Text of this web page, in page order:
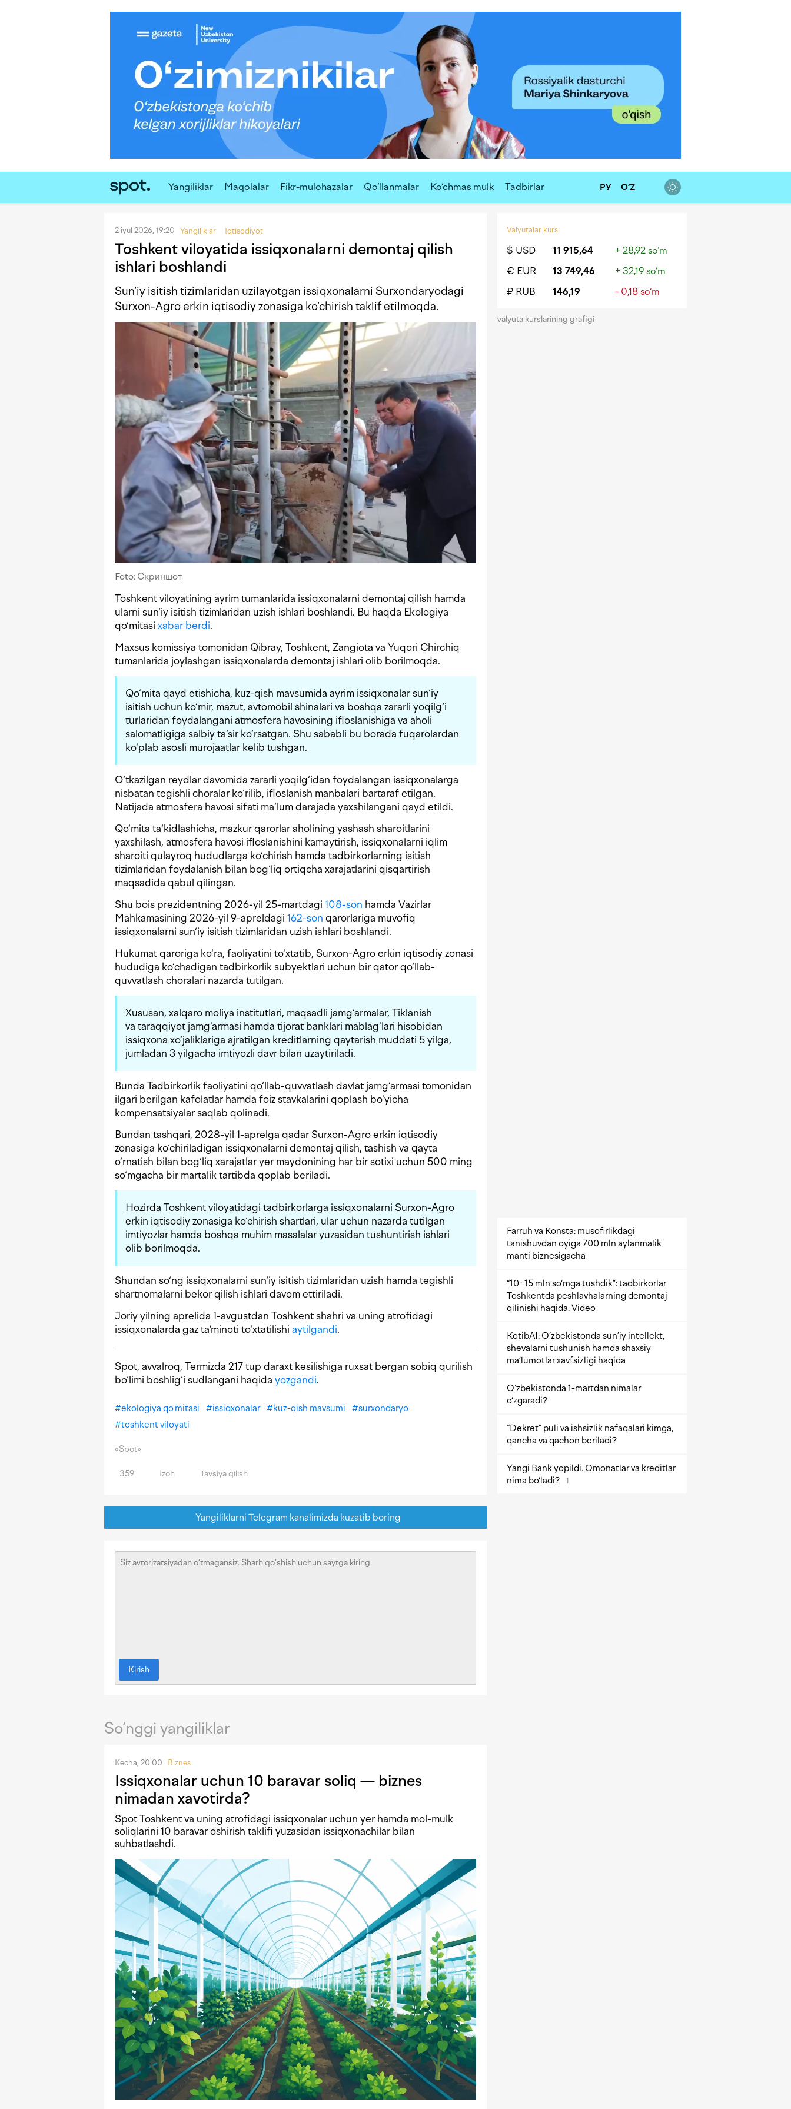
Yangiliklar Maqolalar Fikr-mulohazalar Qo‘llanmalar Ko‘chmas mulk Tadbirlar РУ O‘Z
2 iyul 2026, 19:20 Yangiliklar Iqtisodiyot
Toshkent viloyatida issiqxonalarni demontaj qilish
ishlari boshlandi
Sun‘iy isitish tizimlaridan uzilayotgan issiqxonalarni Surxondaryodagi
Surxon-Agro erkin iqtisodiy zonasiga ko‘chirish taklif etilmoqda.
Foto: Скриншот
Toshkent viloyatining ayrim tumanlarida issiqxonalarni demontaj qilish hamda
ularni sun‘iy isitish tizimlaridan uzish ishlari boshlandi. Bu haqda Ekologiya
qo‘mitasi xabar berdi.
Maxsus komissiya tomonidan Qibray, Toshkent, Zangiota va Yuqori Chirchiq
tumanlarida joylashgan issiqxonalarda demontaj ishlari olib borilmoqda.
Qo‘mita qayd etishicha, kuz-qish mavsumida ayrim issiqxonalar sun‘iy
isitish uchun ko‘mir, mazut, avtomobil shinalari va boshqa zararli yoqilg‘i
turlaridan foydalangani atmosfera havosining ifloslanishiga va aholi
salomatligiga salbiy ta‘sir ko‘rsatgan. Shu sababli bu borada fuqarolardan
ko‘plab asosli murojaatlar kelib tushgan.
O‘tkazilgan reydlar davomida zararli yoqilg‘idan foydalangan issiqxonalarga
nisbatan tegishli choralar ko‘rilib, ifloslanish manbalari bartaraf etilgan.
Natijada atmosfera havosi sifati ma‘lum darajada yaxshilangani qayd etildi.
Qo‘mita ta‘kidlashicha, mazkur qarorlar aholining yashash sharoitlarini
yaxshilash, atmosfera havosi ifloslanishini kamaytirish, issiqxonalarni iqlim
sharoiti qulayroq hududlarga ko‘chirish hamda tadbirkorlarning isitish
tizimlaridan foydalanish bilan bog‘liq ortiqcha xarajatlarini qisqartirish
maqsadida qabul qilingan.
Shu bois prezidentning 2026-yil 25-martdagi 108-son hamda Vazirlar
Mahkamasining 2026-yil 9-apreldagi 162-son qarorlariga muvofiq
issiqxonalarni sun‘iy isitish tizimlaridan uzish ishlari boshlandi.
Hukumat qaroriga ko‘ra, faoliyatini to‘xtatib, Surxon-Agro erkin iqtisodiy zonasi
hududiga ko‘chadigan tadbirkorlik subyektlari uchun bir qator qo‘llab-
quvvatlash choralari nazarda tutilgan.
Xususan, xalqaro moliya institutlari, maqsadli jamg‘armalar, Tiklanish
va taraqqiyot jamg‘armasi hamda tijorat banklari mablag‘lari hisobidan
issiqxona xo‘jaliklariga ajratilgan kreditlarning qaytarish muddati 5 yilga,
jumladan 3 yilgacha imtiyozli davr bilan uzaytiriladi.
Bunda Tadbirkorlik faoliyatini qo‘llab-quvvatlash davlat jamg‘armasi tomonidan
ilgari berilgan kafolatlar hamda foiz stavkalarini qoplash bo‘yicha
kompensatsiyalar saqlab qolinadi.
Bundan tashqari, 2028-yil 1-aprelga qadar Surxon-Agro erkin iqtisodiy
zonasiga ko‘chiriladigan issiqxonalarni demontaj qilish, tashish va qayta
o‘rnatish bilan bog‘liq xarajatlar yer maydonining har bir sotixi uchun 500 ming
so‘mgacha bir martalik tartibda qoplab beriladi.
Hozirda Toshkent viloyatidagi tadbirkorlarga issiqxonalarni Surxon-Agro
erkin iqtisodiy zonasiga ko‘chirish shartlari, ular uchun nazarda tutilgan
imtiyozlar hamda boshqa muhim masalalar yuzasidan tushuntirish ishlari
olib borilmoqda.
Shundan so‘ng issiqxonalarni sun‘iy isitish tizimlaridan uzish hamda tegishli
shartnomalarni bekor qilish ishlari davom ettiriladi.
Joriy yilning aprelida 1-avgustdan Toshkent shahri va uning atrofidagi
issiqxonalarda gaz ta’minoti to‘xtatilishi aytilgandi.
Spot, avvalroq, Termizda 217 tup daraxt kesilishiga ruxsat bergan sobiq qurilish
bo‘limi boshlig‘i sudlangani haqida yozgandi.
#ekologiya qo'mitasi #issiqxonalar #kuz-qish mavsumi #surxondaryo
#toshkent viloyati
«Spot»
359 Izoh Tavsiya qilish
Yangiliklarni Telegram kanalimizda kuzatib boring
Kirish
So‘nggi yangiliklar
Kecha, 20:00 Biznes
Issiqxonalar uchun 10 baravar soliq — biznes
nimadan xavotirda?
Spot Toshkent va uning atrofidagi issiqxonalar uchun yer hamda mol-mulk
soliqlarini 10 baravar oshirish taklifi yuzasidan issiqxonachilar bilan
suhbatlashdi.
Valyutalar kursi
$ USD 11 915,64
+ 28,92 so‘m
€ EUR
13 749,46
+ 32,19 so‘m
₽ RUB
146,19 - 0,18 so‘m
valyuta kurslarining grafigi
Farruh va Konsta: musofirlikdagi
tanishuvdan oyiga 700 mln aylanmalik
manti biznesigacha
“10−15 mln so‘mga tushdik”: tadbirkorlar
Toshkentda peshlavhalarning demontaj
qilinishi haqida. Video
KotibAI: O‘zbekistonda sun’iy intellekt,
shevalarni tushunish hamda shaxsiy
ma’lumotlar xavfsizligi haqida
O‘zbekistonda 1-martdan nimalar
o‘zgaradi?
“Dekret” puli va ishsizlik nafaqalari kimga,
qancha va qachon beriladi?
Yangi Bank yopildi. Omonatlar va kreditlar
nima bo‘ladi?
1